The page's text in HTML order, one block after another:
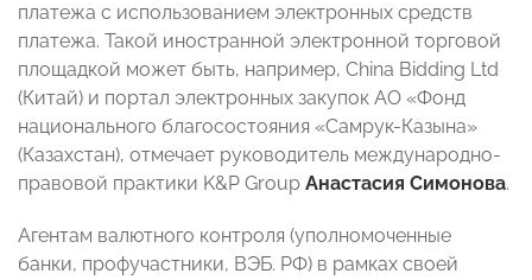
платежа с использованием электронных средств
платежа. Такой иностранной электронной торговой
площадкой может быть, например, China Bidding Ltd
(Китай) и портал электронных закупок АО «Фонд
национального благосостояния «Самрук-Казына»
(Казахстан), отмечает руководитель международно-
правовой практики K&P Group Анастасия Симонова.
Агентам валютного контроля (уполномоченные
банки, профучастники, ВЭБ. РФ) в рамках своей